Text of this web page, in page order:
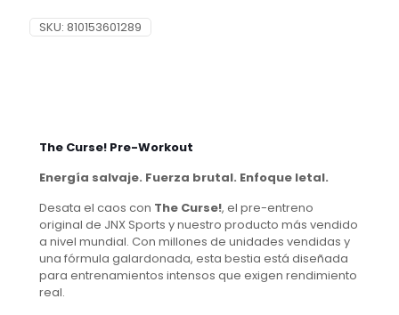
SKU: 810153601289
The Curse! Pre-Workout
Energía salvaje. Fuerza brutal. Enfoque letal.
Desata el caos con The Curse!, el pre-entreno
original de JNX Sports y nuestro producto más vendido
a nivel mundial. Con millones de unidades vendidas y
una fórmula galardonada, esta bestia está diseñada
para entrenamientos intensos que exigen rendimiento
real.